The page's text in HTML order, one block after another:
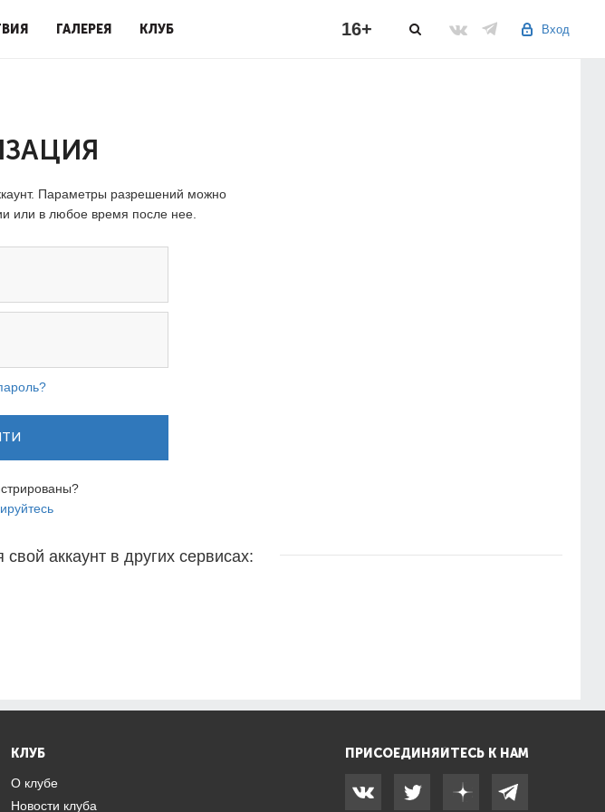
ГАЛЕРЕЯ КЛУБ Вход
16+
Параметры разрешений можно
или в любое время после нее.
аккаунт в других сервисах:
КЛУБ
О клубе
Новости клуба
ПРИСОЕДИНЯЙТЕСЬ К НАМ